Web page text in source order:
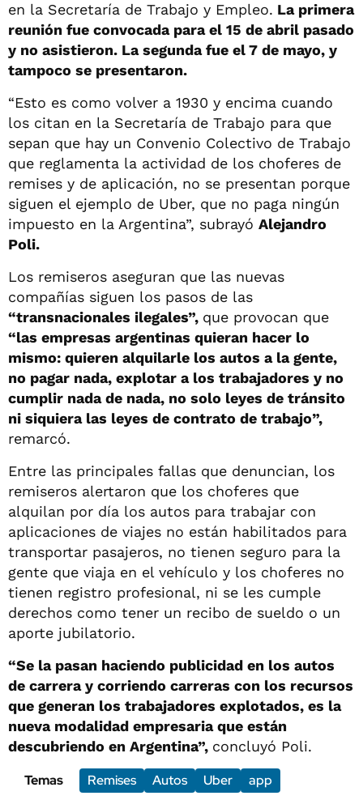
en la Secretaría de Trabajo y Empleo. La primera
reunión fue convocada para el 15 de abril pasado
y no asistieron. La segunda fue el 7 de mayo, y
tampoco se presentaron.
“Esto es como volver a 1930 y encima cuando
los citan en la Secretaría de Trabajo para que
sepan que hay un Convenio Colectivo de Trabajo
que reglamenta la actividad de los choferes de
remises y de aplicación, no se presentan porque
siguen el ejemplo de Uber, que no paga ningún
impuesto en la Argentina”, subrayó Alejandro
Poli.
Los remiseros aseguran que las nuevas
compañías siguen los pasos de las
“transnacionales ilegales”, que provocan que
“las empresas argentinas quieran hacer lo
mismo: quieren alquilarle los autos a la gente,
no pagar nada, explotar a los trabajadores y no
cumplir nada de nada, no solo leyes de tránsito
ni siquiera las leyes de contrato de trabajo”,
remarcó.
Entre las principales fallas que denuncian, los
remiseros alertaron que los choferes que
alquilan por día los autos para trabajar con
aplicaciones de viajes no están habilitados para
transportar pasajeros, no tienen seguro para la
gente que viaja en el vehículo y los choferes no
tienen registro profesional, ni se les cumple
derechos como tener un recibo de sueldo o un
aporte jubilatorio.
“Se la pasan haciendo publicidad en los autos
de carrera y corriendo carreras con los recursos
que generan los trabajadores explotados, es la
nueva modalidad empresaria que están
descubriendo en Argentina”, concluyó Poli.
Temas
Remises Autos Uber app